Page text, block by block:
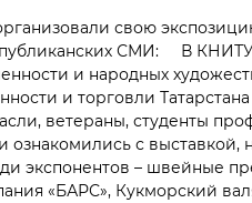
свою
СМИ: В КНИТУ
и народных
и торговли
ветераны, студенты
с выставкой,
экспонентов – швейные
«БАРС», Кукморский